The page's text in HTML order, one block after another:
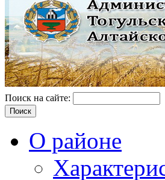
Поиск на сайте:
О районе